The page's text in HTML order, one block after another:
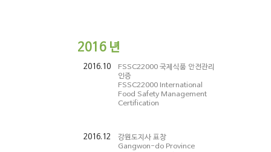
2016 년
2016.10
FSSC22000 국제식품 안전관리
인증
FSSC22000 International
Food Safety Management
Certification
2016.12
강원도지사 표창
Gangwon-do Province